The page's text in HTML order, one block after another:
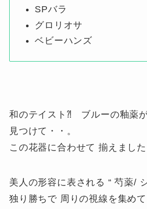
SPバラ
グロリオサ
ベビーハンズ
和のテイスト⁈ ブルーの釉薬
見つけて・・。
この花器に合わせて 揃えました
美人の形容に表される “ 芍薬/
独り勝ちで 周りの視線を集め